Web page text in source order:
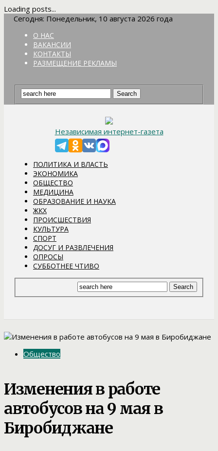
Loading posts...
Сегодня: Понедельник, 10 августа 2026 года
О НАС
ВАКАНСИИ
КОНТАКТЫ
РАЗМЕЩЕНИЕ РЕКЛАМЫ
Независимая интернет-газета
ПОЛИТИКА И ВЛАСТЬ
ЭКОНОМИКА
ОБЩЕСТВО
МЕДИЦИНА
ОБРАЗОВАНИЕ И НАУКА
ЖКХ
ПРОИСШЕСТВИЯ
КУЛЬТУРА
СПОРТ
ДОСУГ И РАЗВЛЕЧЕНИЯ
ОПРОСЫ
СУББОТНЕЕ ЧТИВО
Общество
Изменения в работе
автобусов на 9 мая в
Биробиджане